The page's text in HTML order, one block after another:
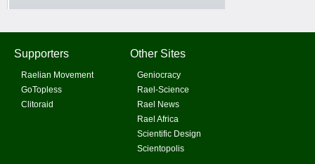
Supporters
Raelian Movement
GoTopless
Clitoraid
Other Sites
Geniocracy
Rael-Science
Rael News
Rael Africa
Scientific Design
Scientopolis